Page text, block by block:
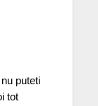
puteti
tot